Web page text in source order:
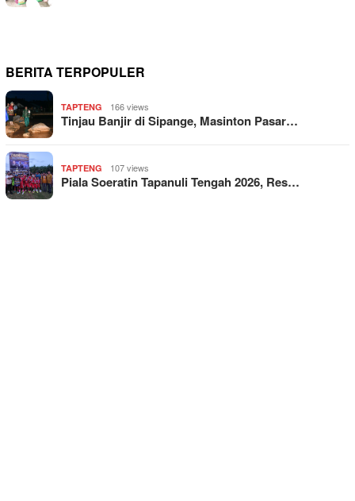
BERITA TERPOPULER
TAPTENG 166 views
Tinjau Banjir di Sipange, Masinton Pasar…
TAPTENG 107 views
Piala Soeratin Tapanuli Tengah 2026, Res…